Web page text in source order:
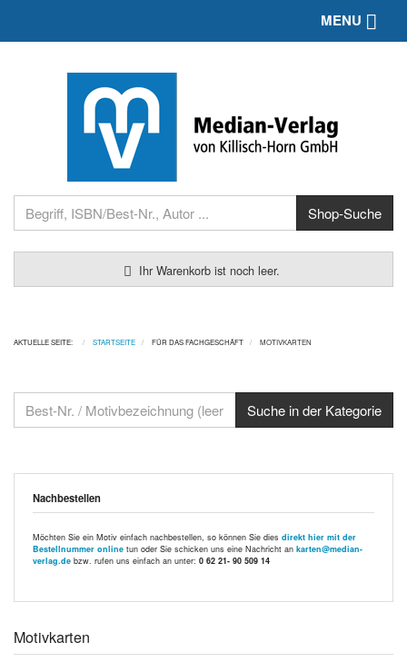
Ihr Warenkorb ist noch leer.
MENU
AKTUELLE SEITE: STARTSEITE FÜR DAS FACHGESCHÄFT MOTIVKARTEN
Nachbestellen
Möchten Sie ein Motiv einfach nachbestellen, so können Sie dies direkt hier mit der
Bestellnummer online tun oder Sie schicken uns eine Nachricht an karten@median-
verlag.de bzw. rufen uns einfach an unter: 0 62 21- 90 509 14
Motivkarten